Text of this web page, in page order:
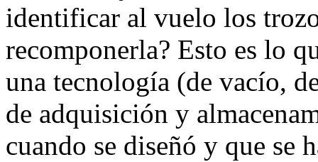
identificar al vuelo los
recomponerla? Esto es lo
una tecnología (de vacío,
de adquisición y
cuando se diseñó y que se